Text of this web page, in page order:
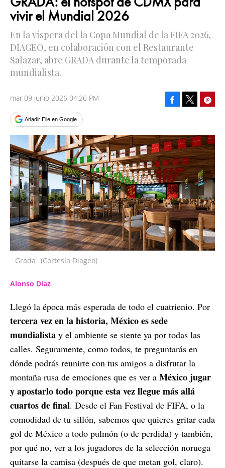
vivir el Mundial 2026
En la víspera del la Copa Mundial de la FIFA 2026,
DIAGEO, en colaboración con el Restaurante
Salazar, abre GRADA durante la temporada
mundialista.
mar 09 junio 2026 04:26 PM
Añadir Elle en Google
Facebook
Grada (Cortesía Diageo)
Alonso Díaz
Llegó la época más esperada de todo el cuatrienio. Por
tercera vez en la historia, México es sede
mundialista y el ambiente se siente ya por todas las
calles. Seguramente, como todos, te preguntarás en
dónde podrás reunirte con tus amigos a disfrutar la
montaña rusa de emociones que es ver a México jugar
y apostarlo todo porque esta vez llegue más allá
cuartos de final. Desde el Fan Festival de FIFA, o la
comodidad de tu sillón, sabemos que quieres gritar cada
gol de México a todo pulmón (o de perdida) y también,
por qué no, ver a los jugadores de la selección noruega
quitarse la camisa (después de que metan gol, claro).